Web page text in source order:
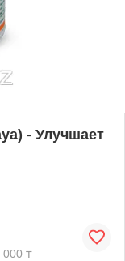
- Улучшает
000 ₸